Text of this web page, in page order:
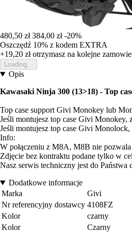
480,50 zł 384,00 zł -20%
Oszczędź 10% z kodem EXTRA
+19,20 złotrzymasz na kolejne
Loading...
Opis
Kawasaki Ninja 300 (13>18) - Top
Top case support Givi Monokey lub
Jeśli montujesz top case Givi
Jeśli montujesz top case Givi
Info:
W połączeniu z M8A, M8B nie
Zdjęcie bez kontraktu podane tylko w
Nasz serwis techniczny jest do
Dodatkowe informacje
Marka
Givi
Nr referencyjny dostawcy 4108FZ
Kolor
czarny
Kolor
Czarny